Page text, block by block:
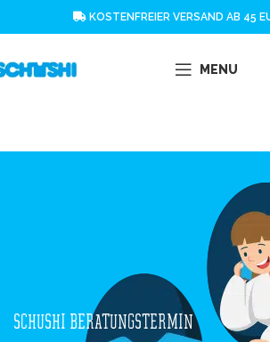
KOSTENFREIER VERSAND AB 45
MENU
SCHUSHI BERATUNGSTERMIN